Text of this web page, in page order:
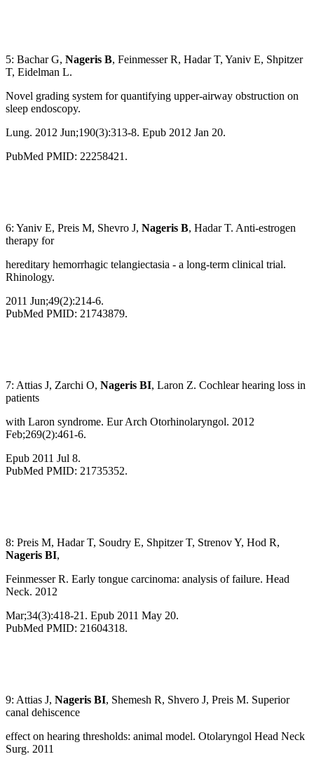
5: Bachar G, Nageris B, Feinmesser R, Hadar T, Yaniv E, Shpitzer
T, Eidelman L.
Novel grading system for quantifying upper-airway obstruction on
sleep endoscopy.
Lung. 2012 Jun;190(3):313-8. Epub 2012 Jan 20.
PubMed PMID: 22258421.
6: Yaniv E, Preis M, Shevro J, Nageris B, Hadar T. Anti-estrogen
therapy for
hereditary hemorrhagic telangiectasia - a long-term clinical trial.
Rhinology.
2011 Jun;49(2):214-6.
PubMed PMID: 21743879.
7: Attias J, Zarchi O, Nageris BI, Laron Z. Cochlear hearing loss in
patients
with Laron syndrome. Eur Arch Otorhinolaryngol. 2012
Feb;269(2):461-6.
Epub 2011 Jul 8.
PubMed PMID: 21735352.
8: Preis M, Hadar T, Soudry E, Shpitzer T, Strenov Y, Hod R,
Nageris BI,
Feinmesser R. Early tongue carcinoma: analysis of failure. Head
Neck. 2012
Mar;34(3):418-21. Epub 2011 May 20.
PubMed PMID: 21604318.
9: Attias J, Nageris BI, Shemesh R, Shvero J, Preis M. Superior
canal dehiscence
effect on hearing thresholds: animal model. Otolaryngol Head Neck
Surg. 2011